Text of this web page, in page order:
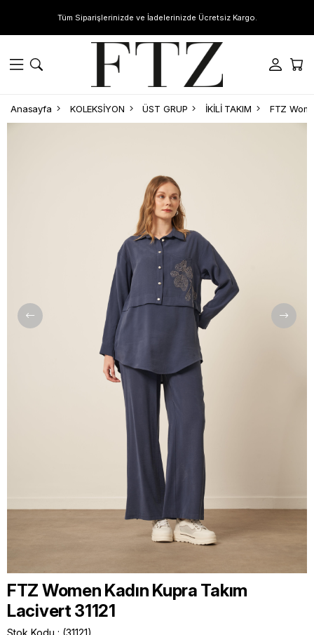
Tüm Siparişlerinizde ve İadelerinizde Ücretsiz Kargo.
Anasayfa KOLEKSİYON ÜST GRUP İKİLİ TAKIM FTZ
FTZ Women Kadın Kupra Takım
Lacivert 31121
Stok Kodu
(31121)